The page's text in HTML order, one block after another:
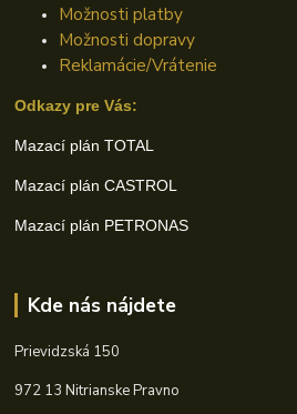
Možnosti platby
Možnosti dopravy
Reklamácie/Vrátenie
Odkazy pre Vás:
Mazací plán TOTAL
Mazací plán CASTROL
Mazací plán PETRONAS
Kde nás nájdete
Prievidzská 150
972 13 Nitrianske Pravno